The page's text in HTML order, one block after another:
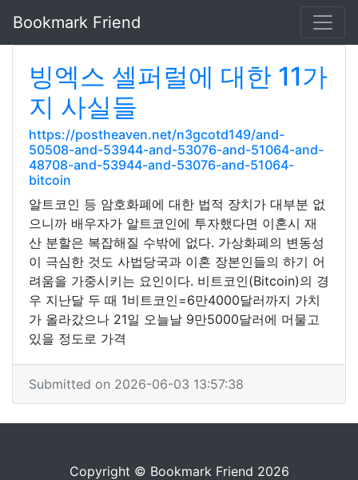
Bookmark Friend
빙엑스 셀퍼럴에 대한 11가
지 사실들
https://postheaven.net/n3gcotd149/and-
50508-and-53944-and-53076-and-51064-and-
48708-and-53944-and-53076-and-51064-
bitcoin
알트코인 등 암호화폐에 대한 법적 장치가 대부분 없
으니까 배우자가 알트코인에 투자했다면 이혼시 재
산 분할은 복잡해질 수밖에 없다. 가상화폐의 변동성
이 극심한 것도 사법당국과 이혼 장본인들의 하기 어
려움을 가중시키는 요인이다. 비트코인(Bitcoin)의 경
우 지난달 두 때 1비트코인=6만4000달러까지 가치
가 올라갔으나 21일 오늘날 9만5000달러에 머물고
있을 정도로 가격
Submitted on 2026-06-03 13:57:38
Copyright © Bookmark Friend 2026